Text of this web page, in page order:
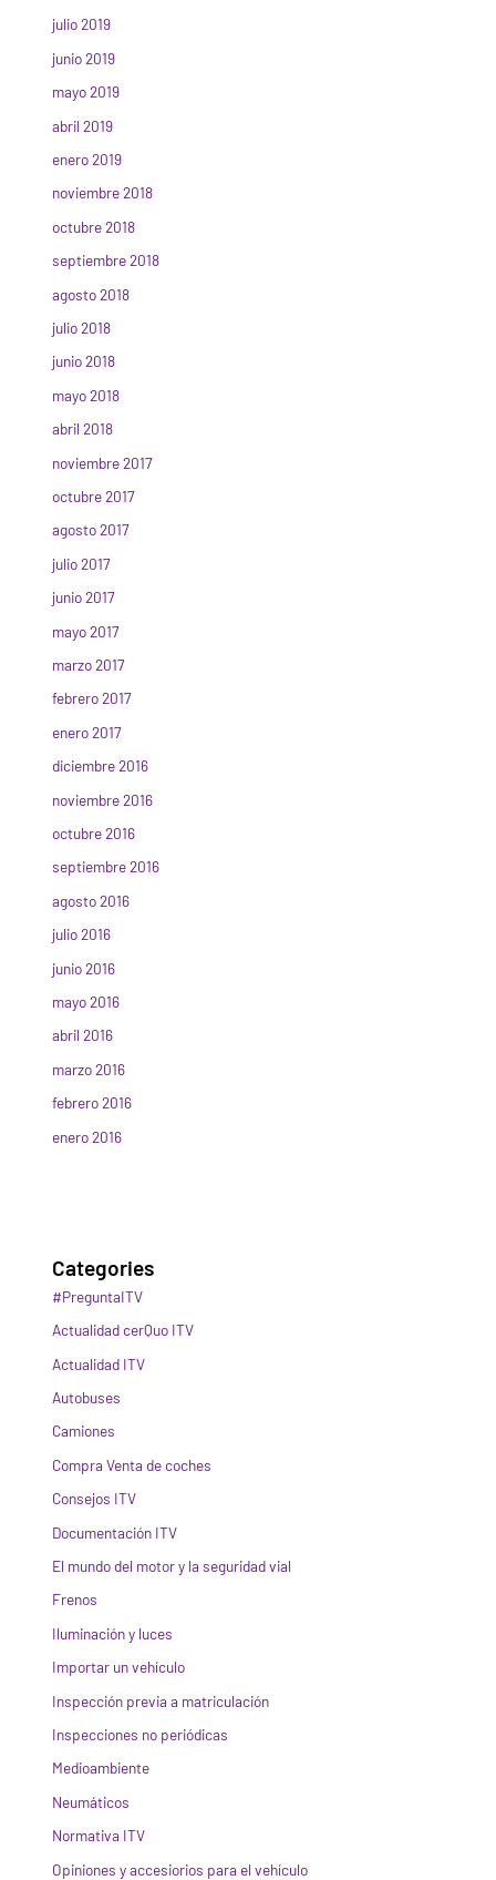
julio 2019
junio 2019
mayo 2019
abril 2019
enero 2019
noviembre 2018
octubre 2018
septiembre 2018
agosto 2018
julio 2018
junio 2018
mayo 2018
abril 2018
noviembre 2017
octubre 2017
agosto 2017
julio 2017
junio 2017
mayo 2017
marzo 2017
febrero 2017
enero 2017
diciembre 2016
noviembre 2016
octubre 2016
septiembre 2016
agosto 2016
julio 2016
junio 2016
mayo 2016
abril 2016
marzo 2016
febrero 2016
enero 2016
Categories
#PreguntaITV
Actualidad cerQuo ITV
Actualidad ITV
Autobuses
Camiones
Compra Venta de coches
Consejos ITV
Documentación ITV
El mundo del motor y la seguridad vial
Frenos
Iluminación y luces
Importar un vehículo
Inspección previa a matriculación
Inspecciones no periódicas
Medioambiente
Neumáticos
Normativa ITV
Opiniones y accesiorios para el vehículo